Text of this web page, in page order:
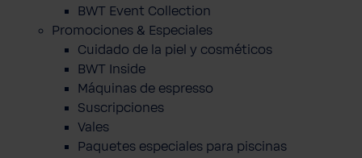
BWT Event Collection
Promociones & Especiales
Cuidado de la piel y cosméticos
BWT Inside
Máquinas de espresso
Suscripciones
Vales
Paquetes especiales para piscinas